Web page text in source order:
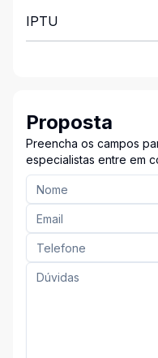
IPTU
Proposta
Preencha os campos
especialistas entre em